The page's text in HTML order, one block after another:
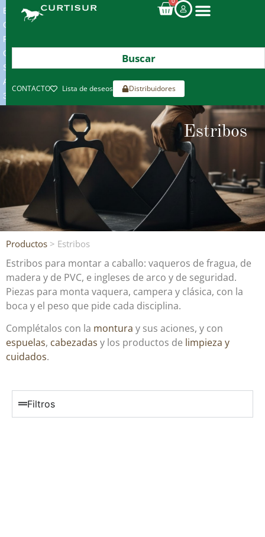
ENVIOS
GRATIS
POR
COMPRAS
SUPERIORES
A
300€*
CONTACTO Lista de deseos Distribuidores
Estribos
Productos > Estribos
Estribos para montar a caballo: vaqueros de fragua, de
madera y de PVC, e ingleses de arco y de seguridad.
Piezas para monta vaquera, campera y clásica, con la
boca y el peso que pide cada disciplina.
Complétalos con la montura y sus aciones, y con
espuelas, cabezadas y los productos de limpieza y
cuidados.
Filtros